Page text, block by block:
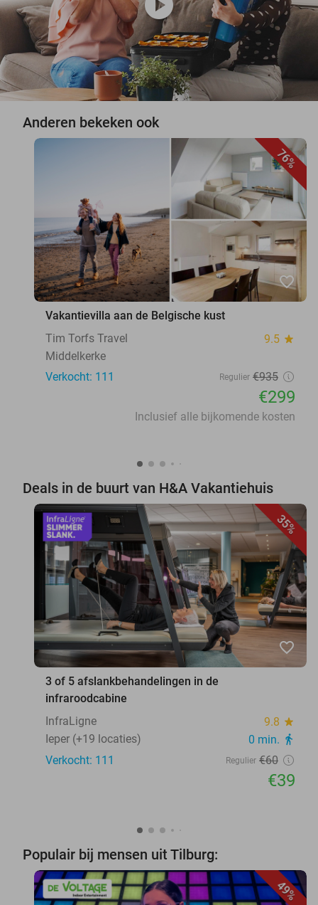
Anderen bekeken ook
76%
favorite_border
Vakantievilla aan de Belgische kust
Tim Torfs Travel
9.5 star
Middelkerke
Verkocht: 111
Regulier €935
€299
Inclusief alle bijkomende kosten
Deals in de buurt van H&A Vakantiehuis
35%
favorite_border
3 of 5 afslankbehandelingen in de
infraroodcabine
InfraLigne
9.8 star
Ieper (+19 locaties) 0 min. directions_walk
Verkocht: 111 Regulier €60
€39
Populair bij mensen uit Tilburg:
49%